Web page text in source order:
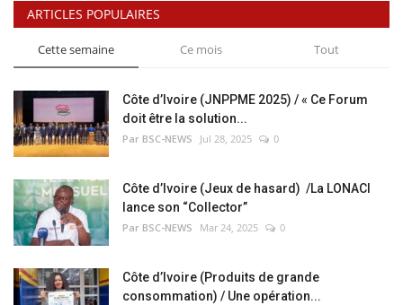
ARTICLES POPULAIRES
Cette semaine Ce mois Tout
Côte d’Ivoire (JNPPME 2025) / « Ce Forum
doit être la solution...
Par BSC-NEWS Jul 28, 2025 0
Côte d’Ivoire (Jeux de hasard) /La LONACI
lance son “Collector”
Par BSC-NEWS Mar 24, 2025 0
Côte d’Ivoire (Produits de grande
consommation) / Une opération...